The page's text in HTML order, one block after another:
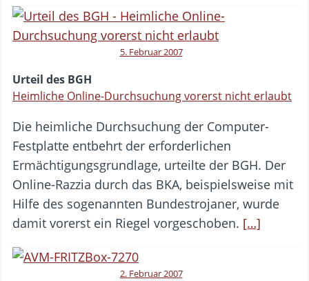
5. Februar 2007
Urteil des BGH
Heimliche Online-Durchsuchung vorerst nicht erlaubt
Die heimliche Durchsuchung der Computer-
Festplatte entbehrt der erforderlichen
Ermächtigungsgrundlage, urteilte der BGH. Der
Online-Razzia durch das BKA, beispielsweise mit
Hilfe des sogenannten Bundestrojaner, wurde
damit vorerst ein Riegel vorgeschoben. […]
2. Februar 2007